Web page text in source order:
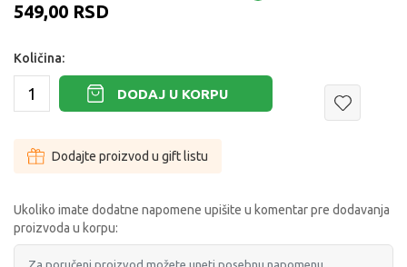
549,00 RSD
Količina:
DODAJ U KORPU
Dodajte proizvod u gift listu
Ukoliko imate dodatne napomene upišite u komentar pre dodavanja
proizvoda u korpu: